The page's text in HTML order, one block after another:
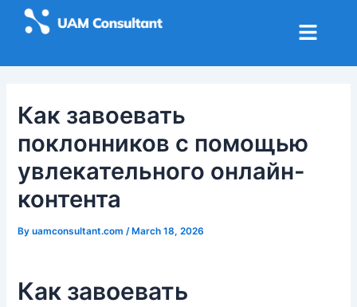
Как завоевать
поклонников с помощью
увлекательного онлайн-
контента
Byuamconsultant.com/ March 18, 2026
Как завоевать
Post
navigation